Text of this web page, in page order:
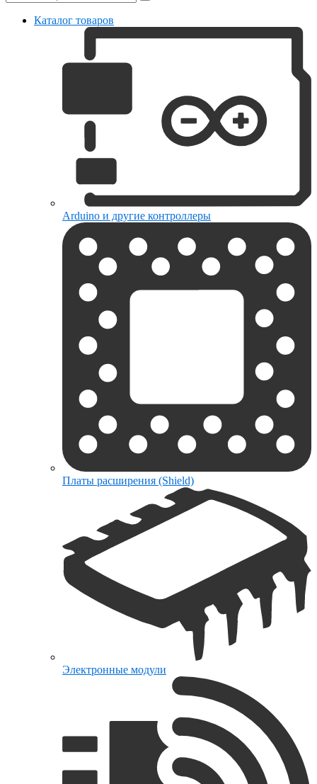
Каталог товаров
Arduino и другие контроллеры
Платы расширения (Shield)
Электронные модули